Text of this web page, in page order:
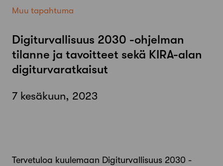
Muu tapahtuma
Digiturvallisuus 2030 -ohjelman
tilanne ja tavoitteet sekä KIRA-alan
digiturvaratkaisut
7 kesäkuun, 2023
Tervetuloa kuulemaan Digiturvallisuus 2030 -